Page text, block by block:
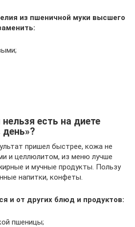
из пшеничной муки высшего
есть на диете
день»?
пришел быстрее, кожа не
и целлюлитом, из меню лучше
и мучные продукты. Пользу
напитки, конфеты.
и от других блюд и продуктов:
пшеницы;